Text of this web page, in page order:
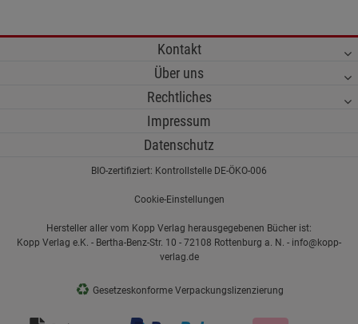
Kontakt
Über uns
Rechtliches
Impressum
Datenschutz
BIO-zertifiziert: Kontrollstelle DE-ÖKO-006
Cookie-Einstellungen
Hersteller aller vom Kopp Verlag herausgegebenen Bücher ist:
Kopp Verlag e.K. - Bertha-Benz-Str. 10 - 72108 Rottenburg a. N. - info@kopp-
verlag.de
♻ Gesetzeskonforme Verpackungslizenzierung